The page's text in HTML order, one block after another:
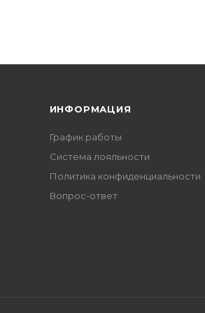
ИНФОРМАЦИЯ
График работы
Система лояльности
Политика конфиденциальности
Вопрос-ответ